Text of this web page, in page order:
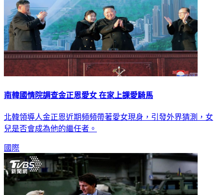
南韓國情院調查金正恩愛女 在家上課愛騎馬
北韓領導人金正恩近期頻頻帶著愛女現身，引發外界猜測，女
兒是否會成為他的繼任者。
國際